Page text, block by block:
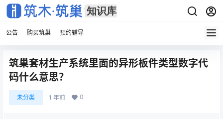
公告 购买筑巢 预约辅导
筑巢套材生产系统里面的异形板件类型数字代
码什么意思？
未分类 1 年前 0